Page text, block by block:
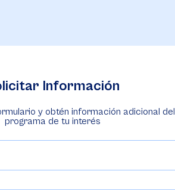
Información
y obtén información adicional del
programa de tu interés